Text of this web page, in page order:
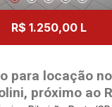
R$ 1.250,00 L
para locação
próximo ao